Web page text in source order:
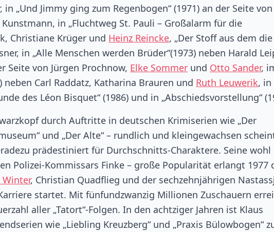
„Und Jimmy ging zum Regenbogen“ (1971) an der Seite von
in „Fluchtweg St. Pauli – Großalarm für die
Christiane Krüger und Heinz Reincke, „Der Stoff aus dem die
in „Alle Menschen werden Brüder“(1973) neben Harald
Seite von Jürgen Prochnow, Elke Sommer und Otto Sander,
Carl Raddatz, Katharina Brauren und Ruth Leuwerik, in
des Léon Bisquet“ (1986) und in „Abschiedsvorstellung“
durch Auftritte in deutschen Krimiserien wie „Der
und „Der Alte“ – rundlich und kleingewachsen
prädestiniert für Durchschnitts-Charaktere. Seine wohl
Polizei-Kommissars Finke – große Popularität erlangt 1977
Winter, Christian Quadflieg und der sechzehnjährigen
startet. Mit fünfundzwanzig Millionen Zuschauern
aller „Tatort“-Folgen. In den achtziger Jahren ist Klaus
wie „Liebling Kreuzberg“ und „Praxis Bülowbogen“